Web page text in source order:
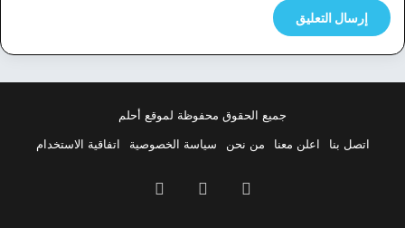
جميع الحقوق محفوظة لموقع أحلم
اتصل بنا
اعلن معنا من نحن سياسة الخصوصية اتفاقية الاستخدام
فيسبوك